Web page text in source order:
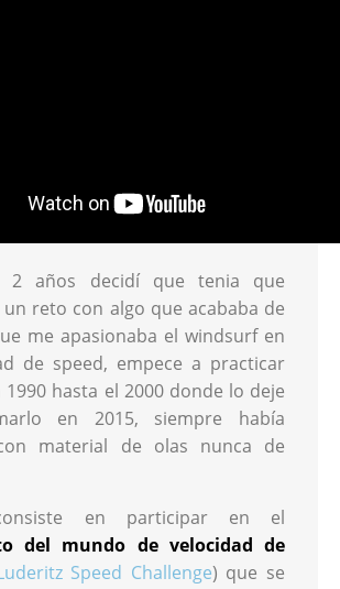
2 años decidí que tenia que
reto con algo que acababa de
me apasionaba el windsurf en
de speed, empece a practicar
hasta el 2000 donde lo deje
en 2015, siempre había
material de olas nunca de
en participar en el
del mundo de velocidad de
Speed Challenge) que se